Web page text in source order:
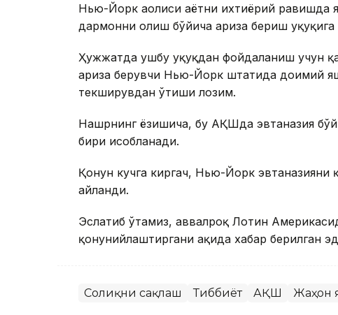
Нью-Йорк аҳолиси ҳаётни ихтиёрий
дармонни олиш бўйича ариза бериш ҳуқуқига
Ҳужжатда ушбу ҳуқуқдан фойдаланиш учун
ариза берувчи Нью-Йорк штатида доимий
текширувдан ўтиши лозим.
Нашрнинг ёзишича, бу АҚШда эвтаназия
бири ҳисобланади.
Қонун кучга киргач, Нью-Йорк
айланди.
Эслатиб ўтамиз, аввалроқ Лотин
қонунийлаштиргани ҳақида хабар берилган
Соғлиқни сақлаш Тиббиёт АҚШ Жаҳон